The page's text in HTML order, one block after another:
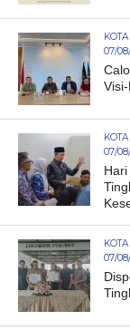
07/
07/
07/